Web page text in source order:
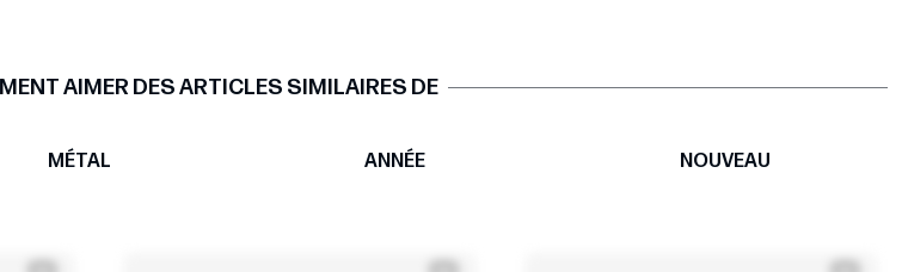
AIMER DES ARTICLES SIMILAIRES DE
MÉTAL ANNÉE NOUVEAU